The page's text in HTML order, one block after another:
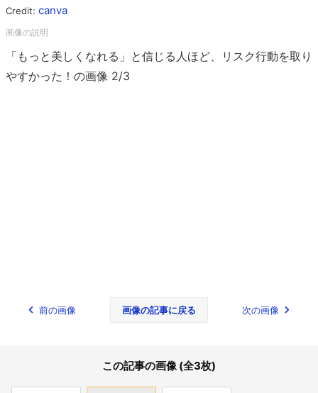
Credit: canva
「もっと美しくなれる」と信じる人ほど、リスク行動を取り
やすかった！の画像 2/3
前の画像 画像の記事に戻る 次の画像
この記事の画像 (全3枚)